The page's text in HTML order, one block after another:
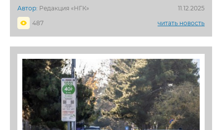
Автор: Редакция «НГК»
11.12.2025
487
читать новость